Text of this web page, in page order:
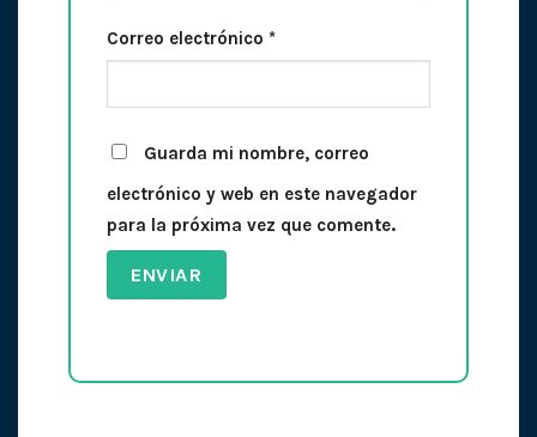
Correo electrónico *
Guarda mi nombre, correo
electrónico y web en este navegador
para la próxima vez que comente.